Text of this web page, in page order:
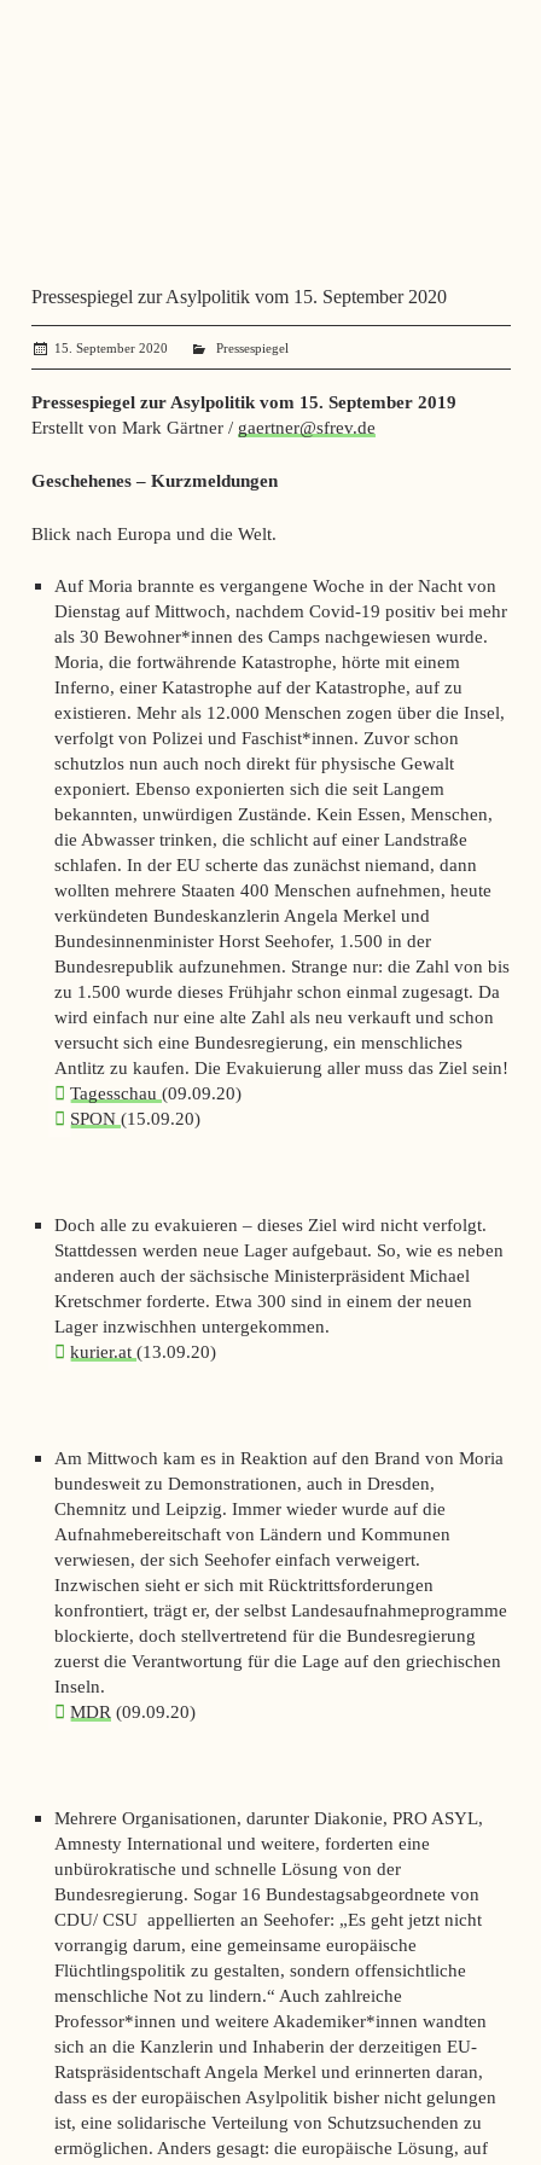
Pressespiegel zur Asylpolitik vom 15. September 2020
15. September 2020 administrator
Pressespiegel
Pressespiegel zur Asylpolitik vom 15. September 2019
Erstellt von Mark Gärtner / gaertner@sfrev.de
Geschehenes – Kurzmeldungen
Blick nach Europa und die Welt.
Auf Moria brannte es vergangene Woche in der Nacht von
Dienstag auf Mittwoch, nachdem Covid-19 positiv bei mehr
als 30 Bewohner*innen des Camps nachgewiesen wurde.
Moria, die fortwährende Katastrophe, hörte mit einem
Inferno, einer Katastrophe auf der Katastrophe, auf zu
existieren. Mehr als 12.000 Menschen zogen über die Insel,
verfolgt von Polizei und Faschist*innen. Zuvor schon
schutzlos nun auch noch direkt für physische Gewalt
exponiert. Ebenso exponierten sich die seit Langem
bekannten, unwürdigen Zustände. Kein Essen, Menschen,
die Abwasser trinken, die schlicht auf einer Landstraße
schlafen. In der EU scherte das zunächst niemand, dann
wollten mehrere Staaten 400 Menschen aufnehmen, heute
verkündeten Bundeskanzlerin Angela Merkel und
Bundesinnenminister Horst Seehofer, 1.500 in der
Bundesrepublik aufzunehmen. Strange nur: die Zahl von bis
zu 1.500 wurde dieses Frühjahr schon einmal zugesagt. Da
wird einfach nur eine alte Zahl als neu verkauft und schon
versucht sich eine Bundesregierung, ein menschliches
Antlitz zu kaufen. Die Evakuierung aller muss das Ziel sein!
Tagesschau(09.09.20)
SPON(15.09.20)
Doch alle zu evakuieren – dieses Ziel wird nicht verfolgt.
Stattdessen werden neue Lager aufgebaut. So, wie es neben
anderen auch der sächsische Ministerpräsident Michael
Kretschmer forderte. Etwa 300 sind in einem der neuen
Lager inzwischhen untergekommen.
kurier.at(13.09.20)
Am Mittwoch kam es in Reaktion auf den Brand von Moria
bundesweit zu Demonstrationen, auch in Dresden,
Chemnitz und Leipzig. Immer wieder wurde auf die
Aufnahmebereitschaft von Ländern und Kommunen
verwiesen, der sich Seehofer einfach verweigert.
Inzwischen sieht er sich mit Rücktrittsforderungen
konfrontiert, trägt er, der selbst Landesaufnahmeprogramme
blockierte, doch stellvertretend für die Bundesregierung
zuerst die Verantwortung für die Lage auf den griechischen
Inseln.
MDR (09.09.20)
Mehrere Organisationen, darunter Diakonie, PRO ASYL,
Amnesty International und weitere, forderten eine
unbürokratische und schnelle Lösung von der
Bundesregierung. Sogar 16 Bundestagsabgeordnete von
CDU/ CSU appellierten an Seehofer: „Es geht jetzt nicht
vorrangig darum, eine gemeinsame europäische
Flüchtlingspolitik zu gestalten, sondern offensichtliche
menschliche Not zu lindern.“ Auch zahlreiche
Professor*innen und weitere Akademiker*innen wandten
sich an die Kanzlerin und Inhaberin der derzeitigen EU-
Ratspräsidentschaft Angela Merkel und erinnerten daran,
dass es der europäischen Asylpolitik bisher nicht gelungen
ist, eine solidarische Verteilung von Schutzsuchenden zu
ermöglichen. Anders gesagt: die europäische Lösung, auf